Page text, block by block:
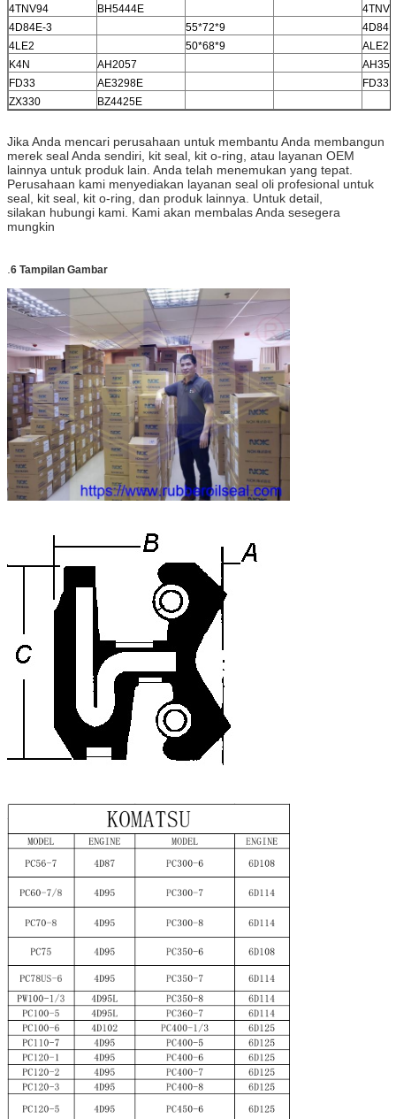
4TNV94
BH5444E
4D84E-3
55*72*9
4LE2
50*68*9
ALE2
K4N
AH2057
FD33
AE3298E
FD33
ZX330
BZ4425E
Jika Anda mencari perusahaan untuk membantu Anda membangun
merek seal Anda sendiri, kit seal, kit o-ring, atau layanan OEM
lainnya untuk produk lain. Anda telah menemukan yang tepat.
Perusahaan kami menyediakan layanan seal oli profesional untuk
seal, kit seal, kit o-ring, dan produk lainnya. Untuk detail,
silakan hubungi kami. Kami akan membalas Anda sesegera
mungkin
6 Tampilan Gambar